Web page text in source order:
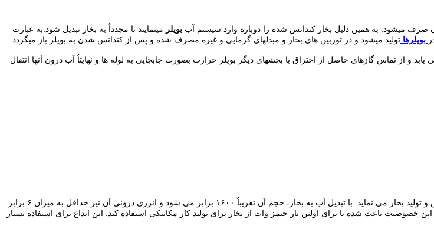
آن ﺻﺮف ﻣﯿﺸﻮد. ﺑﻪ ﻫﻤﯿﻦ دﻟﯿﻞ ﺑﺨﺎر ﮐﻨﺪاﻧﺲ ﺷﺪه را دوﺑﺎره وارد ﺳﯿﺴﺘﻢ آب ﺑﻮﯾﻠﺮ ﻣﯿﻨﻤﺎﯾﻨﺪ ﺗﺎ ﻣﺠﺪداٌ ﺑﻪ ﺑﺨﺎر ﺗﺒﺪﯾﻞ شود.به عبارت
ﺑﻮﯾﻠﺮﻫﺎ ﺗﻮﻟﯿﺪ ﻣﯿﺸﻮد و در ﺗﻮرﺑﯿﻦ ﻫﺎی ﺑﺨﺎر و ﻣﺒﺪﻟﻬﺎی ﮔﺮﻣﺎﯾﯽ و ﻏﯿﺮه ﻣﺼﺮف ﺷﺪه و ﭘﺲ از ﮐﻨﺪاﻧﺲ ﺷﺪن ﺑﻪ ﺑﻮﯾﻠﺮ ﺑﺎز ﻣﯿﮕﺮدد.
و از ﺗﻤﺎس ﮔﺎزﻫﺎی ﺣﺎﺻﻞ از اﺣﺘﺮاق ﺑﺎ ﺑﺨﺸﻬﺎی دﯾﮕﺮ ﺑﻮﯾﻠﺮ ﺣﺮارت ﺑﺼﻮرت ﺟﺎﺑﺠﺎﯾﯽ ﺑﻪ ﻟﻮﻟﻪ ﻫﺎ و ﻧﻬﺎﯾﺘﺎٌ آب درون آنها انتقال
بخار فاز گازی مایع آب آب است. در واقع چنانچه آب در فشار اتمسفریک گرما جذب کند، شروع به جوشش و تولید بخار می نماید. با تبدیل آب به بخار، حجم آن تقریباٌ ۱۶۰۰ برابر می شود و انرژی درونی آن نیز حداقل به میزان ۶ برابر
باعث شده تا برای اولین بار جیمز وات از بخار برای تولید کار مکانیکی استفاده کند. این ابداع برای استفاده بسیار